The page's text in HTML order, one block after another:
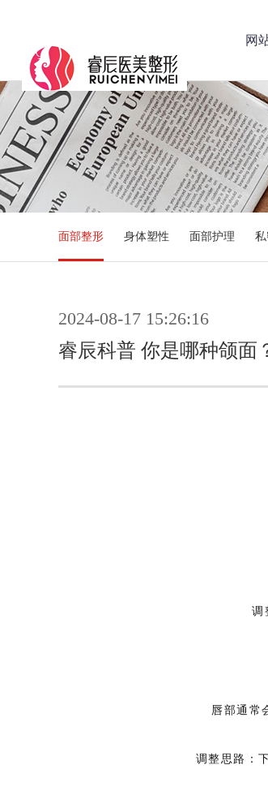
网
面部整形 身体塑性 面部护理
2024-08-17 15:26:16
睿辰科普 你是哪种颌面
调
唇部通常
调整思路：